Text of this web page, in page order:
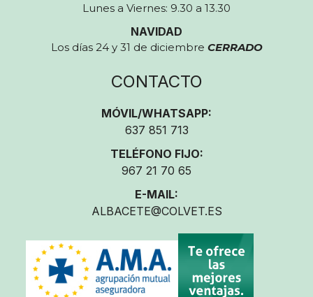
Lunes a Viernes: 9.30 a 13.30
NAVIDAD
Los días 24 y 31 de diciembre CERRADO
CONTACTO
MÓVIL/WHATSAPP:
637 851 713
TELÉFONO FIJO:
967 21 70 65
E-MAIL:
ALBACETE@COLVET.ES